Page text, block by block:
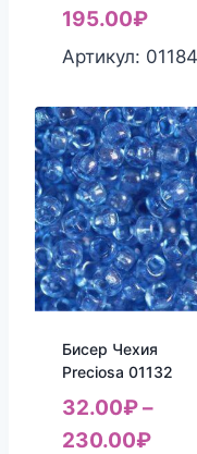
195.00₽
Артикул: 01184
Бисер Чехия
Preciosa 01132
32.00₽–
230.00₽